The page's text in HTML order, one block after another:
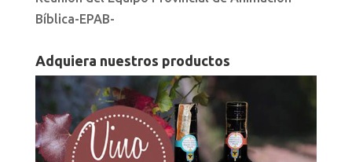
Bíblica-EPAB-
Adquiera nuestros productos